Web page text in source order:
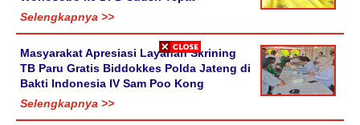
Selengkapnya >>
Masyarakat Apresiasi Layanan Skrining
TB Paru Gratis Biddokkes Polda Jateng di
Bakti Indonesia IV Sam Poo Kong
Selengkapnya >>